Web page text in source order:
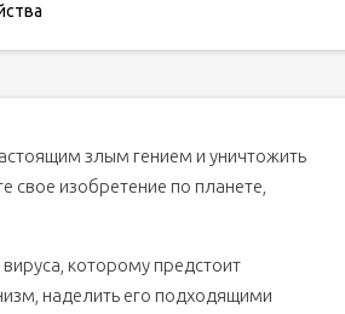
злым гением и уничтожить
свое изобретение по планете,
которому предстоит
наделить его подходящими